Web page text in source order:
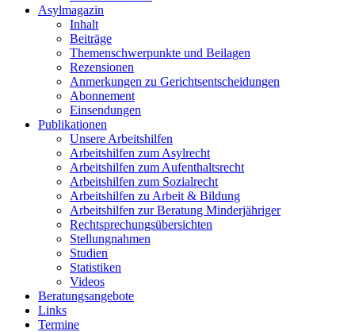
Asylmagazin
Inhalt
Beiträge
Themenschwerpunkte und Beilagen
Rezensionen
Anmerkungen zu Gerichtsentscheidungen
Abonnement
Einsendungen
Publikationen
Unsere Arbeitshilfen
Arbeitshilfen zum Asylrecht
Arbeitshilfen zum Aufenthaltsrecht
Arbeitshilfen zum Sozialrecht
Arbeitshilfen zu Arbeit & Bildung
Arbeitshilfen zur Beratung Minderjähriger
Rechtsprechungsübersichten
Stellungnahmen
Studien
Statistiken
Videos
Beratungsangebote
Links
Termine